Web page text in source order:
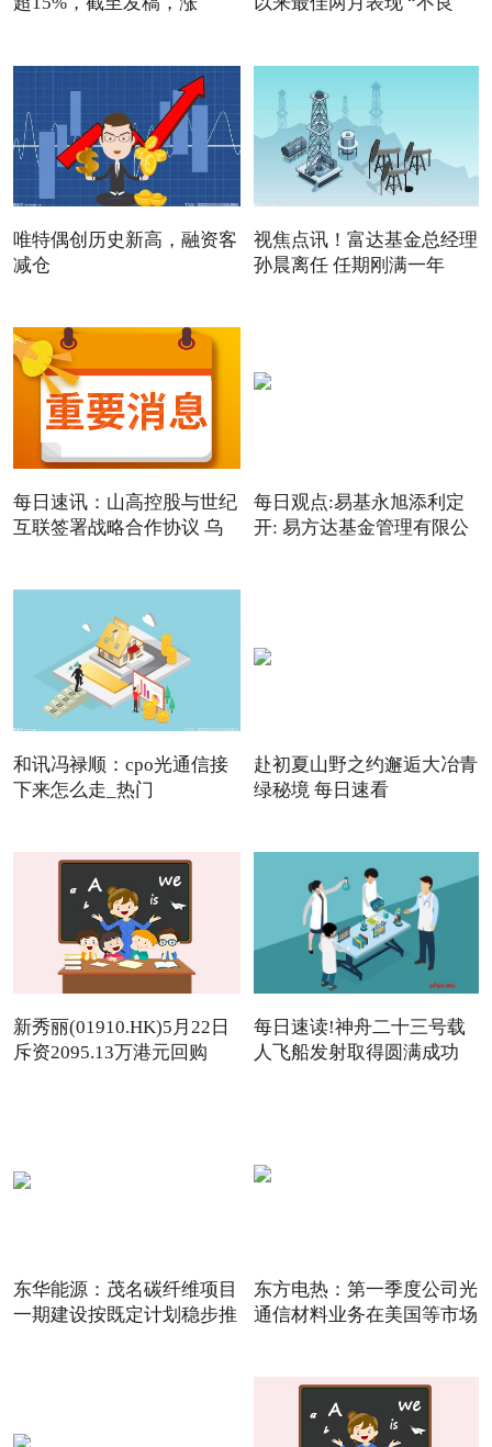
唯特偶创历史新高，融资客
减仓
视焦点讯！富达基金总经理
孙晨离任 任期刚满一年
每日速讯：山高控股与世纪
互联签署战略合作协议 乌
每日观点:易基永旭添利定
开: 易方达基金管理有限公
和讯冯禄顺：cpo光通信接
下来怎么走_热门
赴初夏山野之约邂逅大冶青
绿秘境 每日速看
新秀丽(01910.HK)5月22日
斥资2095.13万港元回购
每日速读!神舟二十三号载
人飞船发射取得圆满成功
东华能源：茂名碳纤维项目
一期建设按既定计划稳步推
东方电热：第一季度公司光
通信材料业务在美国等市场